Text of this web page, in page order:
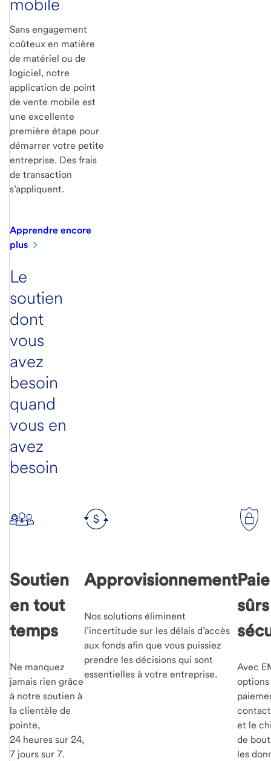
mobile
Sans engagement
coûteux en matière
de matériel ou de
logiciel, notre
application de point
de vente mobile est
une excellente
première étape pour
démarrer votre petite
entreprise. Des frais
de transaction
s’appliquent.
Apprendre encore
plus
Le
soutien
dont
vous
avez
besoin
quand
vous en
avez
besoin
Soutien
en tout
temps
Ne manquez
jamais rien grâce
à notre soutien à
la clientèle de
pointe,
24 heures sur 24,
7 jours sur 7.
Approvisionnement
Nos solutions éliminent
l’incertitude sur les délais d’accès
aux fonds afin que vous puissiez
prendre les décisions qui sont
essentielles à votre entreprise.
Avec
options
et le
de
les